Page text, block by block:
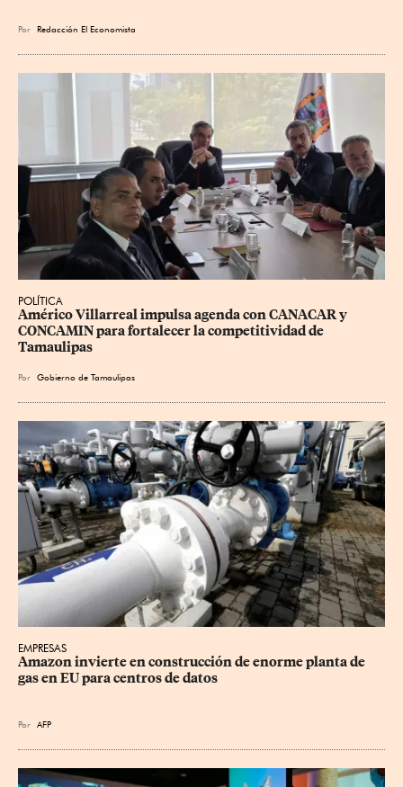
Por Redacción El Economista
POLÍTICA
Américo Villarreal impulsa agenda con CANACAR y
CONCAMIN para fortalecer la competitividad de
Tamaulipas
Por Gobierno de Tamaulipas
EMPRESAS
Amazon invierte en construcción de enorme planta de
gas en EU para centros de datos
Por AFP